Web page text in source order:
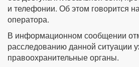
и телефонии. Об этом говорится
оператора.
В информационном сообщении
расследованию данной ситуации
правоохранительные органы.